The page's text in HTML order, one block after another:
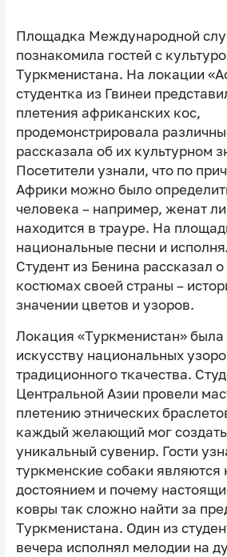
Площадка Международной
познакомила гостей с
Туркменистана. На локации
студентка из Гвинеи
плетения африканских кос,
продемонстрировала
рассказала об их культурном
Посетители узнали, что по
Африки можно было
человека – например, женат
находится в трауре. На
национальные песни и
Студент из Бенина рассказал
костюмах своей страны –
значении цветов и узоров.
Локация «Туркменистан»
искусству национальных
традиционного ткачества.
Центральной Азии провели
плетению этнических
каждый желающий мог
уникальный сувенир. Гости
туркменские собаки
достоянием и почему
ковры так сложно найти за
Туркменистана. Один из
вечера исполнял мелодии на